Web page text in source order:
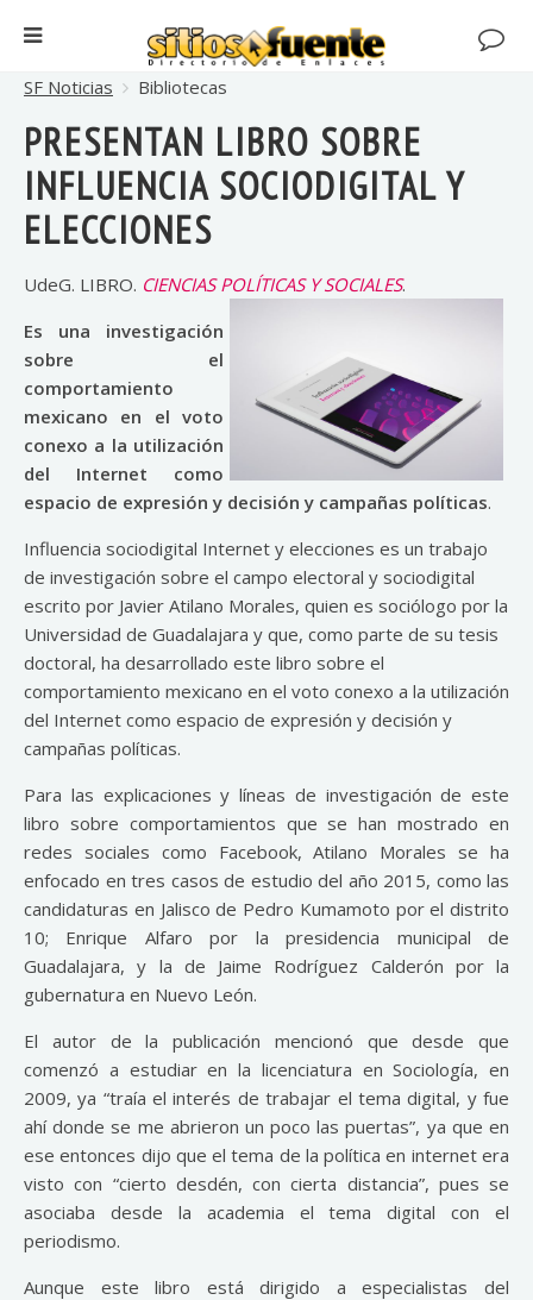
SF Noticias Bibliotecas
PRESENTAN LIBRO SOBRE
INFLUENCIA SOCIODIGITAL Y
ELECCIONES
UdeG. LIBRO. CIENCIAS POLÍTICAS Y SOCIALES.
Es una investigación
sobre el
comportamiento
mexicano en el voto
conexo a la utilización
del Internet como
espacio de expresión y decisión y campañas políticas.
Influencia sociodigital Internet y elecciones es un trabajo
de investigación sobre el campo electoral y sociodigital
escrito por Javier Atilano Morales, quien es sociólogo por la
Universidad de Guadalajara y que, como parte de su tesis
doctoral, ha desarrollado este libro sobre el
comportamiento mexicano en el voto conexo a la utilización
del Internet como espacio de expresión y decisión y
campañas políticas.
Para las explicaciones y líneas de investigación de este
libro sobre comportamientos que se han mostrado en
redes sociales como Facebook, Atilano Morales se ha
enfocado en tres casos de estudio del año 2015, como las
candidaturas en Jalisco de Pedro Kumamoto por el distrito
10; Enrique Alfaro por la presidencia municipal de
Guadalajara, y la de Jaime Rodríguez Calderón por la
gubernatura en Nuevo León.
El autor de la publicación mencionó que desde que
comenzó a estudiar en la licenciatura en Sociología, en
2009, ya “traía el interés de trabajar el tema digital, y fue
ahí donde se me abrieron un poco las puertas”, ya que en
ese entonces dijo que el tema de la política en internet era
visto con “cierto desdén, con cierta distancia”, pues se
asociaba desde la academia el tema digital con el
periodismo.
Aunque este libro está dirigido a especialistas del